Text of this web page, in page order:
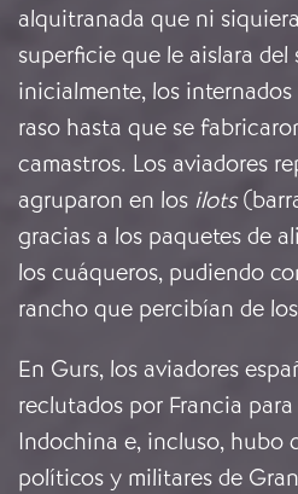
alquitranada que ni
superficie que le aislara del
inicialmente, los
raso hasta que se
camastros. Los aviadores
agruparon en los ilots
gracias a los paquetes de
los cuáqueros, pudiendo
rancho que percibían de
En Gurs, los aviadores
reclutados por Francia
Indochina e, incluso, hubo
políticos y militares de